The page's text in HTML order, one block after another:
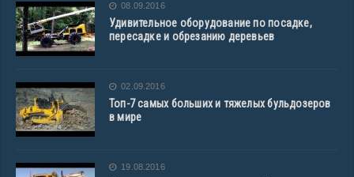
08.09.2016
Удивительное оборудование по посадке,
пересадке и обрезанию деревьев
02.09.2016
Топ-7 самых больших и тяжелых бульдозеров
в мире
19.08.2016